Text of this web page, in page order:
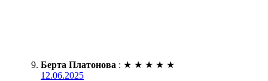
Берта Платонова : ★ ★ ★ ★ ★
12.06.2025